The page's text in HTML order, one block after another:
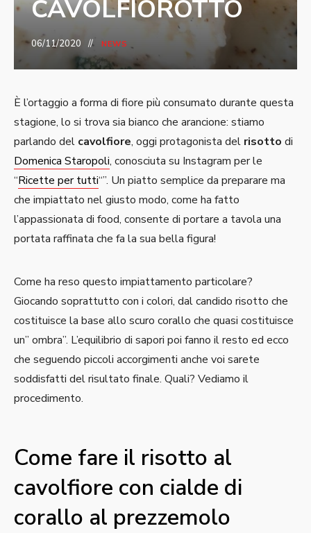
CAVOLFIOROTTO
06/11/2020 NEWS
È l’ortaggio a forma di fiore più consumato durante questa
stagione, lo si trova sia bianco che arancione: stiamo
parlando del cavolfiore, oggi protagonista del risotto di
Domenica Staropoli, conosciuta su Instagram per le
“Ricette per tutti“”. Un piatto semplice da preparare ma
che impiattato nel giusto modo, come ha fatto
l’appassionata di food, consente di portare a tavola una
portata raffinata che fa la sua bella figura!
Come ha reso questo impiattamento particolare?
Giocando soprattutto con i colori, dal candido risotto che
costituisce la base allo scuro corallo che quasi costituisce
un” ombra”. L’equilibrio di sapori poi fanno il resto ed ecco
che seguendo piccoli accorgimenti anche voi sarete
soddisfatti del risultato finale. Quali? Vediamo il
procedimento.
Come fare il risotto al
cavolfiore con cialde di
corallo al prezzemolo